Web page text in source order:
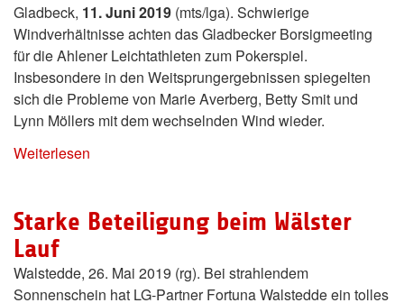
Gladbeck, 11. Juni 2019 (mts/lga). Schwierige
Windverhältnisse achten das Gladbecker Borsigmeeting
für die Ahlener Leichtathleten zum Pokerspiel.
Insbesondere in den Weitsprungergebnissen spiegelten
sich die Probleme von Marie Averberg, Betty Smit und
Lynn Möllers mit dem wechselnden Wind wieder.
Weiterlesen
Starke Beteiligung beim Wälster
Lauf
Walstedde, 26. Mai 2019 (rg). Bei strahlendem
Sonnenschein hat LG-Partner Fortuna Walstedde ein tolles